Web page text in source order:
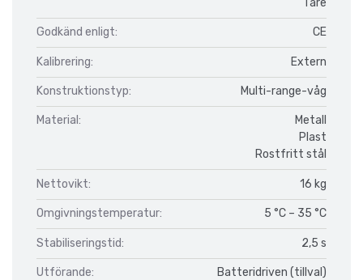
Godkänd enligt: CE
Kalibrering: Extern
Konstruktionstyp: Multi-range-våg
Material:
Metall
Plast
Rostfritt stål
Nettovikt: 16 kg
Omgivningstemperatur: 5 °C – 35 °C
Stabiliseringstid: 2,5 s
Utförande:
Batteridriven (tillval)